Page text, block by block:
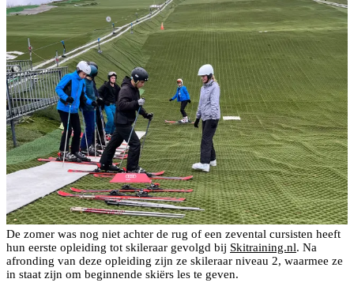
De zomer was nog niet achter de rug of een zevental cursisten heeft
hun eerste opleiding tot skileraar gevolgd bij Skitraining.nl. Na
afronding van deze opleiding zijn ze skileraar niveau 2, waarmee ze
in staat zijn om beginnende skiërs les te geven.